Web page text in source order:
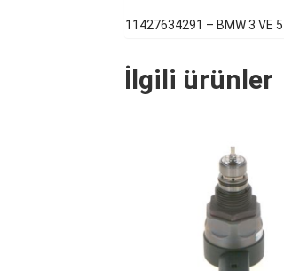
11427634291 – BMW 3 VE 5
İlgili ürünler